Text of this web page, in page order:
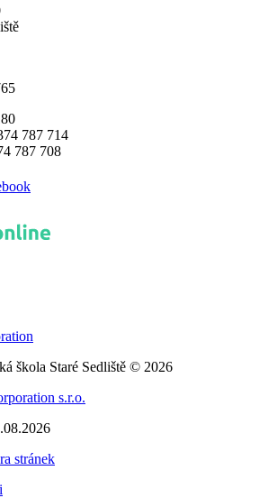
787 714
787 708
škola Staré Sedliště © 2026
s.r.o.
stránek